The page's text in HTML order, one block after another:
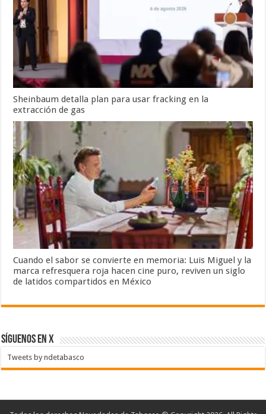
Sheinbaum detalla plan para usar fracking en la
extracción de gas
Cuando el sabor se convierte en memoria: Luis Miguel y la
marca refresquera roja hacen cine puro, reviven un siglo
de latidos compartidos en México
SÍGUENOS EN X
Tweets by ndetabasco